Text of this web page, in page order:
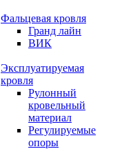
Фальцевая кровля
Гранд лайн
ВИК
Эксплуатируемая
кровля
Рулонный
кровельный
материал
Регулируемые
опоры